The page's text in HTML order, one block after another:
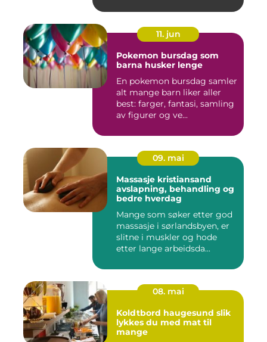
11. jun
Pokemon bursdag som
barna husker lenge
En pokemon bursdag samler
alt mange barn liker aller
best: farger, fantasi, samling
av figurer og ve...
09. mai
Massasje kristiansand
avslapning, behandling og
bedre hverdag
Mange som søker etter god
massasje i sørlandsbyen, er
slitne i muskler og hode
etter lange arbeidsda...
08. mai
Koldtbord haugesund slik
lykkes du med mat til
mange